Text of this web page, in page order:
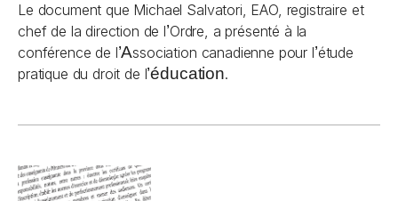
Le document que Michael Salvatori, EAO, registraire et
chef de la direction de l’Ordre, a présenté à la
conférence de l’Association canadienne pour l’étude
pratique du droit de l’éducation.